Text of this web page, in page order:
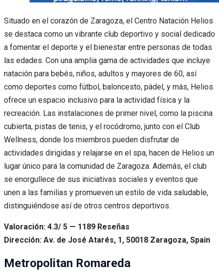
Situado en el corazón de Zaragoza, el Centro Natación Helios
se destaca como un vibrante club deportivo y social dedicado
a fomentar el deporte y el bienestar entre personas de todas
las edades. Con una amplia gama de actividades que incluye
natación para bebés, niños, adultos y mayores de 60, así
como deportes como fútbol, baloncesto, pádel, y más, Helios
ofrece un espacio inclusivo para la actividad física y la
recreación. Las instalaciones de primer nivel, como la piscina
cubierta, pistas de tenis, y el rocódromo, junto con el Club
Wellness, donde los miembros pueden disfrutar de
actividades dirigidas y relajarse en el spa, hacen de Helios un
lugar único para la comunidad de Zaragoza. Además, el club
se enorgullece de sus iniciativas sociales y eventos que
unen a las familias y promueven un estilo de vida saludable,
distinguiéndose así de otros centros deportivos.
Valoración: 4.3/ 5 — 1189 Reseñas
Dirección: Av. de José Atarés, 1, 50018 Zaragoza, Spain
Metropolitan Romareda